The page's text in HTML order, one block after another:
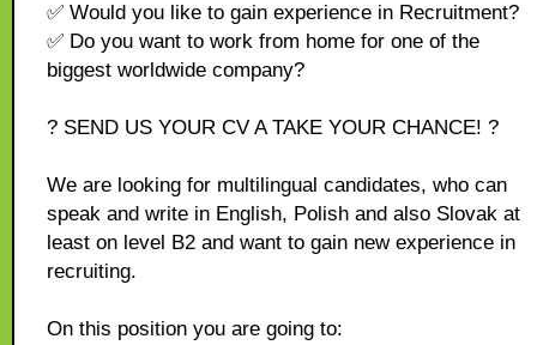
✅ Would you like to gain experience in Recruitment?
✅ Do you want to work from home for one of the
biggest worldwide company?
? SEND US YOUR CV A TAKE YOUR CHANCE! ?
We are looking for multilingual candidates, who can
speak and write in English, Polish and also Slovak at
least on level B2 and want to gain new experience in
recruiting.
On this position you are going to: